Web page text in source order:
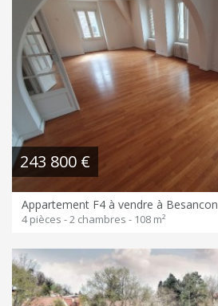
243 800 €
Appartement F4 à vendre à Besancon
4 pièces - 2 chambres - 108 m²